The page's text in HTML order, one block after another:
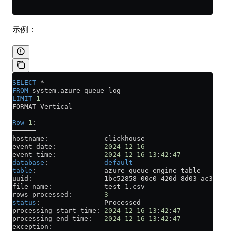
示例：
SELECT *
FROM system . azure_queue_log
LIMIT 1
FORMAT Vertical
Row 1 :
──────
hostname:              clickhouse
event_date: 2024- 12 - 16
event_time: 2024- 12 - 16 13 : 42 : 47
database : default
table :                 azure_queue_engine_table
uuid:                  1bc52858 -00c0 -420d -8d03 -
file_name: test_1 . csv
rows_processed: 3
status :                Processed
processing_start_time: 2024- 12 - 16 13 : 42 : 47
processing_end_time: 2024- 12 - 16 13 : 42 : 47
exception: